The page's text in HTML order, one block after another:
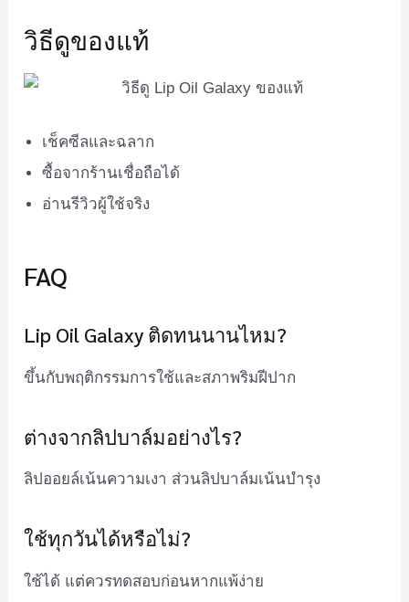
วิธีดูของแท้
เช็คซีลและฉลาก
ซื้อจากร้านเชื่อถือได้
อ่านรีวิวผู้ใช้จริง
FAQ
Lip Oil Galaxy ติดทนนานไหม?
ขึ้นกับพฤติกรรมการใช้และสภาพริมฝีปาก
ต่างจากลิปบาล์มอย่างไร?
ลิปออยล์เน้นความเงา ส่วนลิปบาล์มเน้นบำรุง
ใช้ทุกวันได้หรือไม่?
ใช้ได้ แต่ควรทดสอบก่อนหากแพ้ง่าย